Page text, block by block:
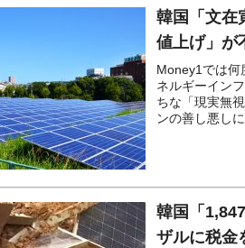
韓国「文在
値上げ」が
Money1では何
ネルギーイン
ちな「現実無
ンの善し悪し
韓国「
ザルに税金